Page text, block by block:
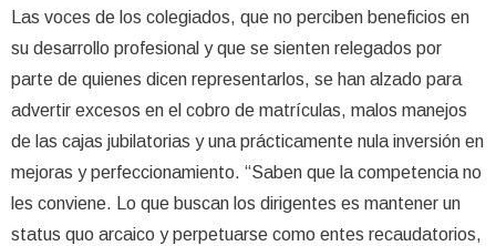
Las voces de los colegiados, que no perciben beneficios en
su desarrollo profesional y que se sienten relegados por
parte de quienes dicen representarlos, se han alzado para
advertir excesos en el cobro de matrículas, malos manejos
de las cajas jubilatorias y una prácticamente nula inversión en
mejoras y perfeccionamiento. “Saben que la competencia no
les conviene. Lo que buscan los dirigentes es mantener un
status quo arcaico y perpetuarse como entes recaudatorios,